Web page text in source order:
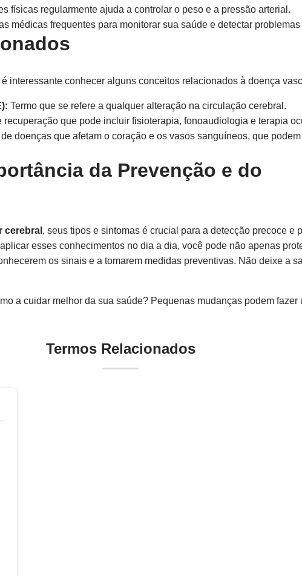
físicas regularmente ajuda a controlar o peso e a pressão arterial.
médicas frequentes para monitorar sua saúde e detectar
interessante conhecer alguns conceitos relacionados à doença
Termo que se refere a qualquer alteração na circulação cerebral.
recuperação que pode incluir fisioterapia, fonoaudiologia e terapia
doenças que afetam o coração e os vasos sanguíneos, que
da Prevenção e do
cerebral , seus tipos e sintomas é crucial para a detecção precoce e
esses conhecimentos no dia a dia, você pode não apenas
os sinais e a tomarem medidas preventivas. Não deixe a
a cuidar melhor da sua saúde? Pequenas mudanças podem fazer
Termos Relacionados